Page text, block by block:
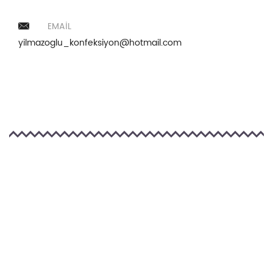
EMAIL
yilmazoglu_konfeksiyon@hotmail.com